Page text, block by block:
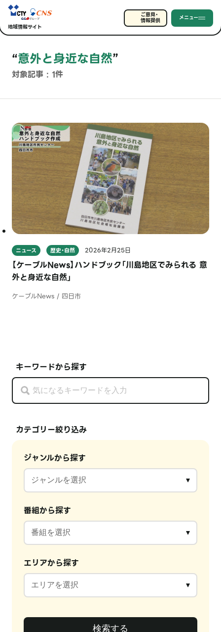
地域情報サイト
ご意見・
情報提供 メニュー
“意外と身近な自然”
対象記事 : 1件
キーワードから探す
カテゴリー絞り込み
ジャンルから探す
番組から探す
エリアから探す
ニュース 歴史・自然 2026年2月25日
【ケーブルNews】ハンドブック「川島地区でみられる 意
外と身近な自然」
ケーブルNews / 四日市